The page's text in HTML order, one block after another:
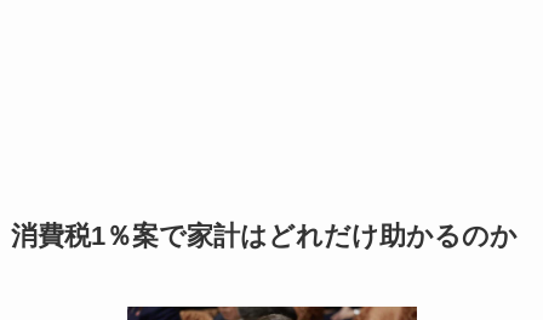
消費税1％案で家計はどれだけ助かるのか